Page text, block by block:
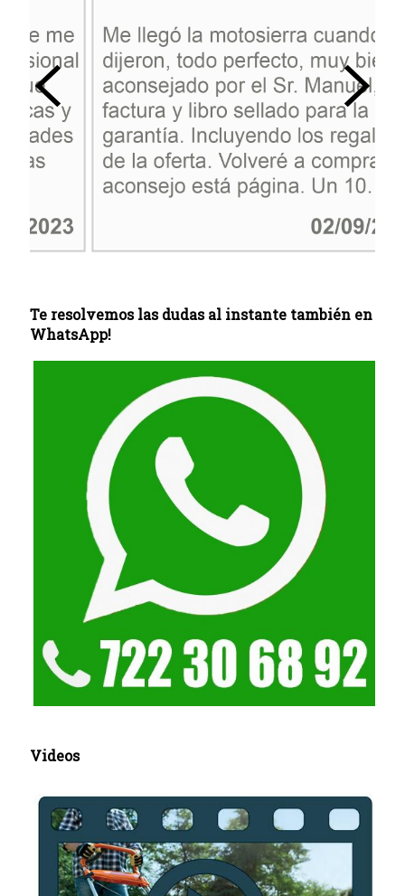
Te resolvemos las dudas al instante también en
WhatsApp!
Videos